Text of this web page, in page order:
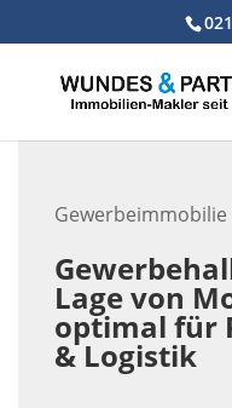
Gewerbeimmobilie
Lage von
optimal für
& Logistik